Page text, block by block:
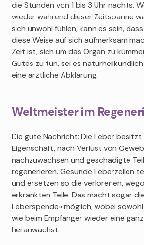
die Stunden von 1 bis 3 Uhr nachts.
wieder während dieser Zeitspanne
sich unwohl fühlen, kann es sein,
diese Weise auf sich aufmerksam
Zeit ist, sich um das Organ zu
Gutes zu tun, sei es
eine ärztliche Abklärung.
Weltmeister im
Die gute Nachricht: Die Leber besitzt
Eigenschaft, nach Verlust von
nachzuwachsen und geschädigte
regenerieren. Gesunde Leberzellen
und ersetzen so die verlorenen,
erkrankten Teile. Das macht sogar
Leberspende» möglich, wobei
wie beim Empfänger wieder eine
heranwächst.